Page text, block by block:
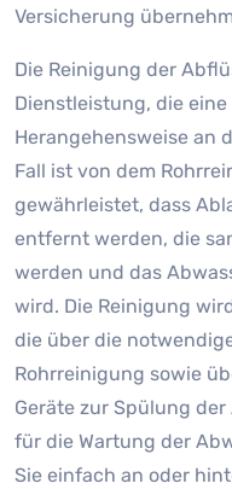
Versicherung
Die Reinigung der
Dienstleistung, die
Herangehensweise an
Fall ist von dem
gewährleistet, dass
entfernt werden, die
werden und das
wird. Die Reinigung
die über die
Rohrreinigung sowie
Geräte zur Spülung
für die Wartung der
Sie einfach an oder